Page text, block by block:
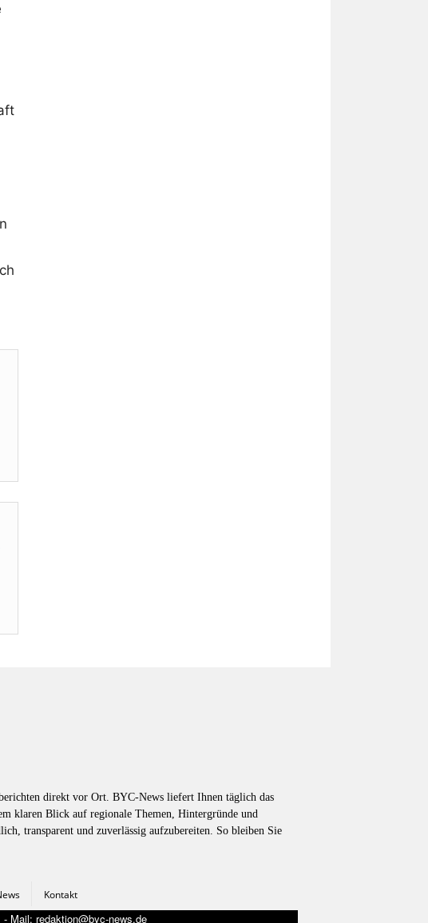
direkt vor Ort. BYC-News liefert Ihnen täglich das
klaren Blick auf regionale Themen, Hintergründe und
transparent und zuverlässig aufzubereiten. So bleiben Sie
Kontakt
Mail: redaktion@byc-news.de